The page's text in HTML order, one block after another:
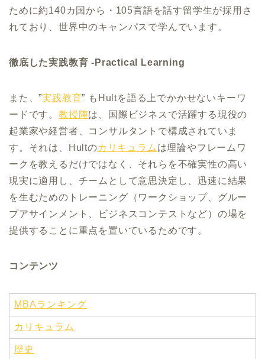
ために約140カ国から・105言語を話す留学生が採用さ
れており、世界中のキャンパスで学んでいます。
徹底した実践教育 -Practical Learning
また、”実践教育” もHultを語る上でかかせないキーワ
ードです。 教授陣は、国際ビジネスで活躍する現役の
起業家や経営者、コンサルタントで構成されていま
す。それは、Hultのカリキュラム は理論やフレームワ
ークを教えるだけではなく、それらを不確実性の高い
現実に適用し、チームとして意思決定し、迅速に結果
を生むためのトレーニング（ワークショップ、グルー
プアサインメント、ビジネスコンテストなど）の場を
提供することに重点を置いているためです。
コンテンツ
MBAランキング
カリキュラム
歴史